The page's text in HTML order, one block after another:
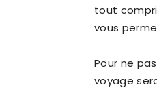
tout
vous
Pour ne
voyage